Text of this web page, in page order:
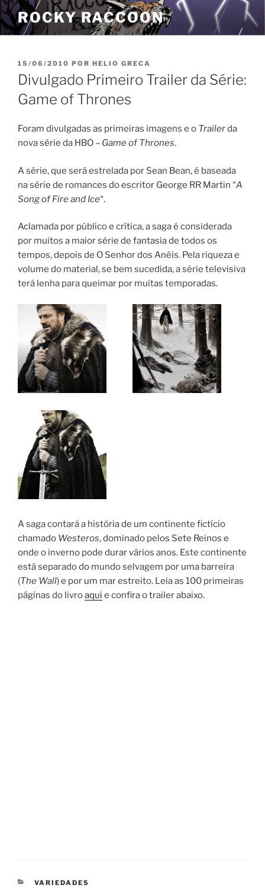
Pular
para
o
ROCKY RACCOON
PUBLICADO
EM
15/06/2010 POR HELIO GRECA
Divulgado Primeiro Trailer da Série:
Game of Thrones
Foram divulgadas as primeiras imagens e o Trailerda
nova série da HBO – Game of Thrones.
A série, que será estrelada por Sean Bean, é baseada
na série de romances do escritor George RR Martin “A
Song of Fire and Ice“.
Aclamada por público e crítica, a saga é considerada
por muitos a maior série de fantasia de todos os
tempos, depois de O Senhor dos Anéis. Pela riqueza e
volume do material, se bem sucedida, a série televisiva
terá lenha para queimar por muitas temporadas.
A saga contará a história de um continente fictício
chamado Westeros, dominado pelos Sete Reinos e
onde o inverno pode durar vários anos. Este continente
está separado do mundo selvagem por uma barreira
(The Wall) e por um mar estreito. Leia as 100 primeiras
páginas do livroaqui e confira o trailer abaixo.
CATEGORIAS
VARIEDADES